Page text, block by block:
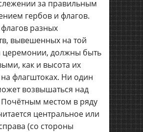
за правильным
гербов и флагов.
разных
вывешенных на той
церемонии, должны быть
как и высота их
флагштоках. Ни один
возвышаться над
местом в ряду
центральное или
(со стороны